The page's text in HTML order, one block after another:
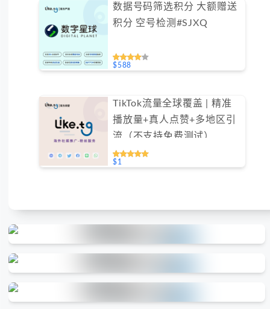
数据号码筛选积分 大额赠送
积分 空号检测#SJXQ
$588
TikTok流量全球覆盖 | 精准
播放量+真人点赞+多地区引
流（不支持免费测试）
$1